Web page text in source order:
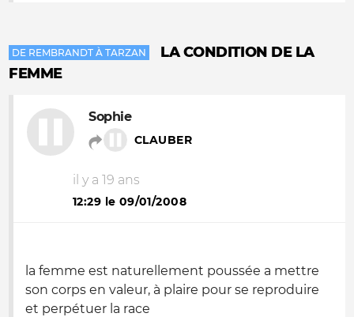
DE REMBRANDT À TARZAN
LA CONDITION DE LA
FEMME
Sophie
CLAUBER
il y a 19 ans
12:29 le 09/01/2008
la femme est naturellement poussée a mettre
son corps en valeur, à plaire pour se reproduire
et perpétuer la race